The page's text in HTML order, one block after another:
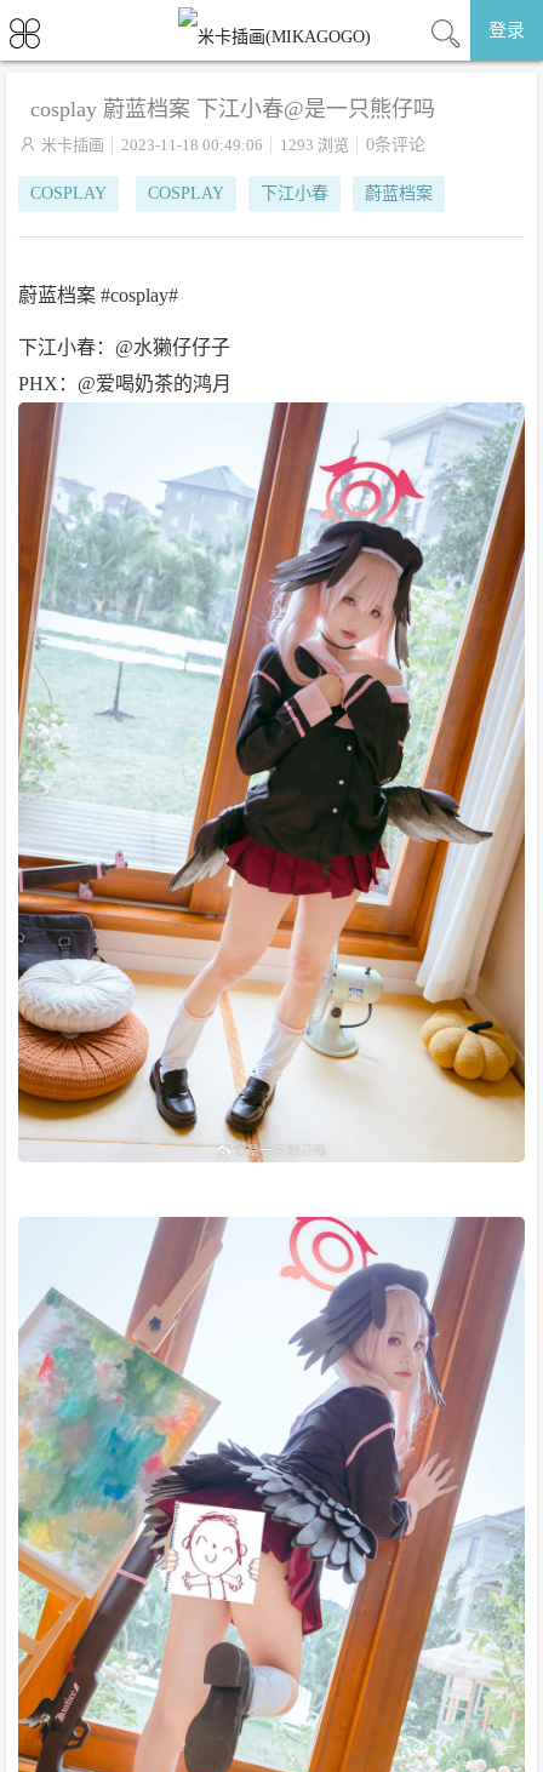
登录
cosplay 蔚蓝档案 下江小春@是一只熊仔吗
 米卡插画 2023-11-18 00:49:06 1293 浏览 0条评论
COSPLAY COSPLAY 下江小春 蔚蓝档案
蔚蓝档案 #cosplay#
下江小春：@水獭仔仔子
PHX：@爱喝奶茶的鸿月